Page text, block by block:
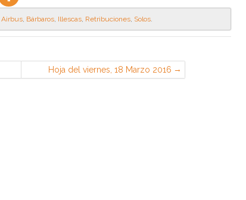
Airbus Bárbaros Illescas Retribuciones Solos
Hoja del viernes, 18 Marzo 2016
(CGT en EADS Airbus, Getafe)